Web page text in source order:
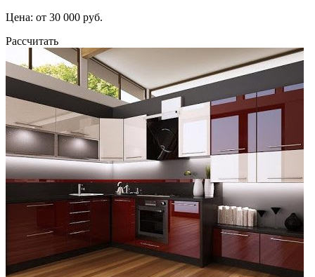
Цена: от 30 000 руб.
Рассчитать